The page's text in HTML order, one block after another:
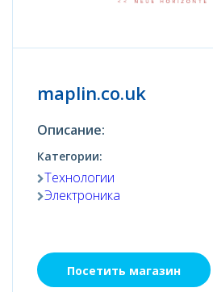
maplin.co.uk
Описание:
Категории:
Технологии
Электроника
Посетить магазин